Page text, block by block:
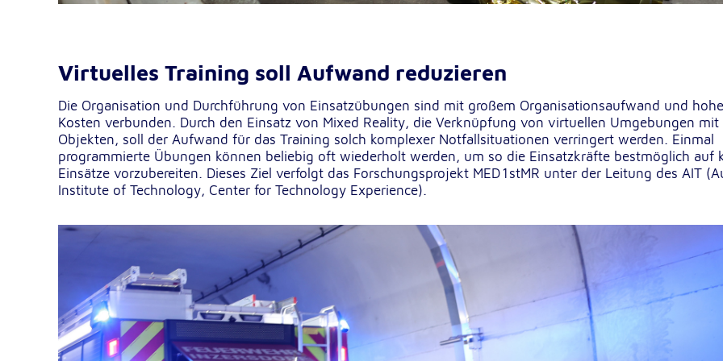
Virtuelles Training soll Aufwand reduzieren
Die Organisation und Durchführung von Einsatzübungen sind mit großem Organisationsaufwand und
Kosten verbunden. Durch den Einsatz von Mixed Reality, die Verknüpfung von virtuellen Umgebungen mit
Objekten, soll der Aufwand für das Training solch komplexer Notfallsituationen verringert werden. Einmal
programmierte Übungen können beliebig oft wiederholt werden, um so die Einsatzkräfte bestmöglich auf
Einsätze vorzubereiten. Dieses Ziel verfolgt das Forschungsprojekt MED1stMR unter der Leitung des AIT
Institute of Technology, Center for Technology Experience).
Zweck: Einbinden von interaktiven Google Karten
Cookie Laufzeit: 6 Monate